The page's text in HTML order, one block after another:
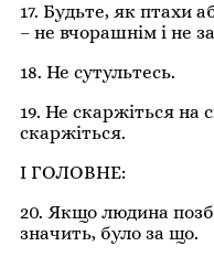
17. Будьте, як птахи
– не вчорашнім і не
18. Не сутультесь.
19. Не скаржіться на
скаржіться.
І ГОЛОВНЕ:
20. Якщо людина
значить, було за що.